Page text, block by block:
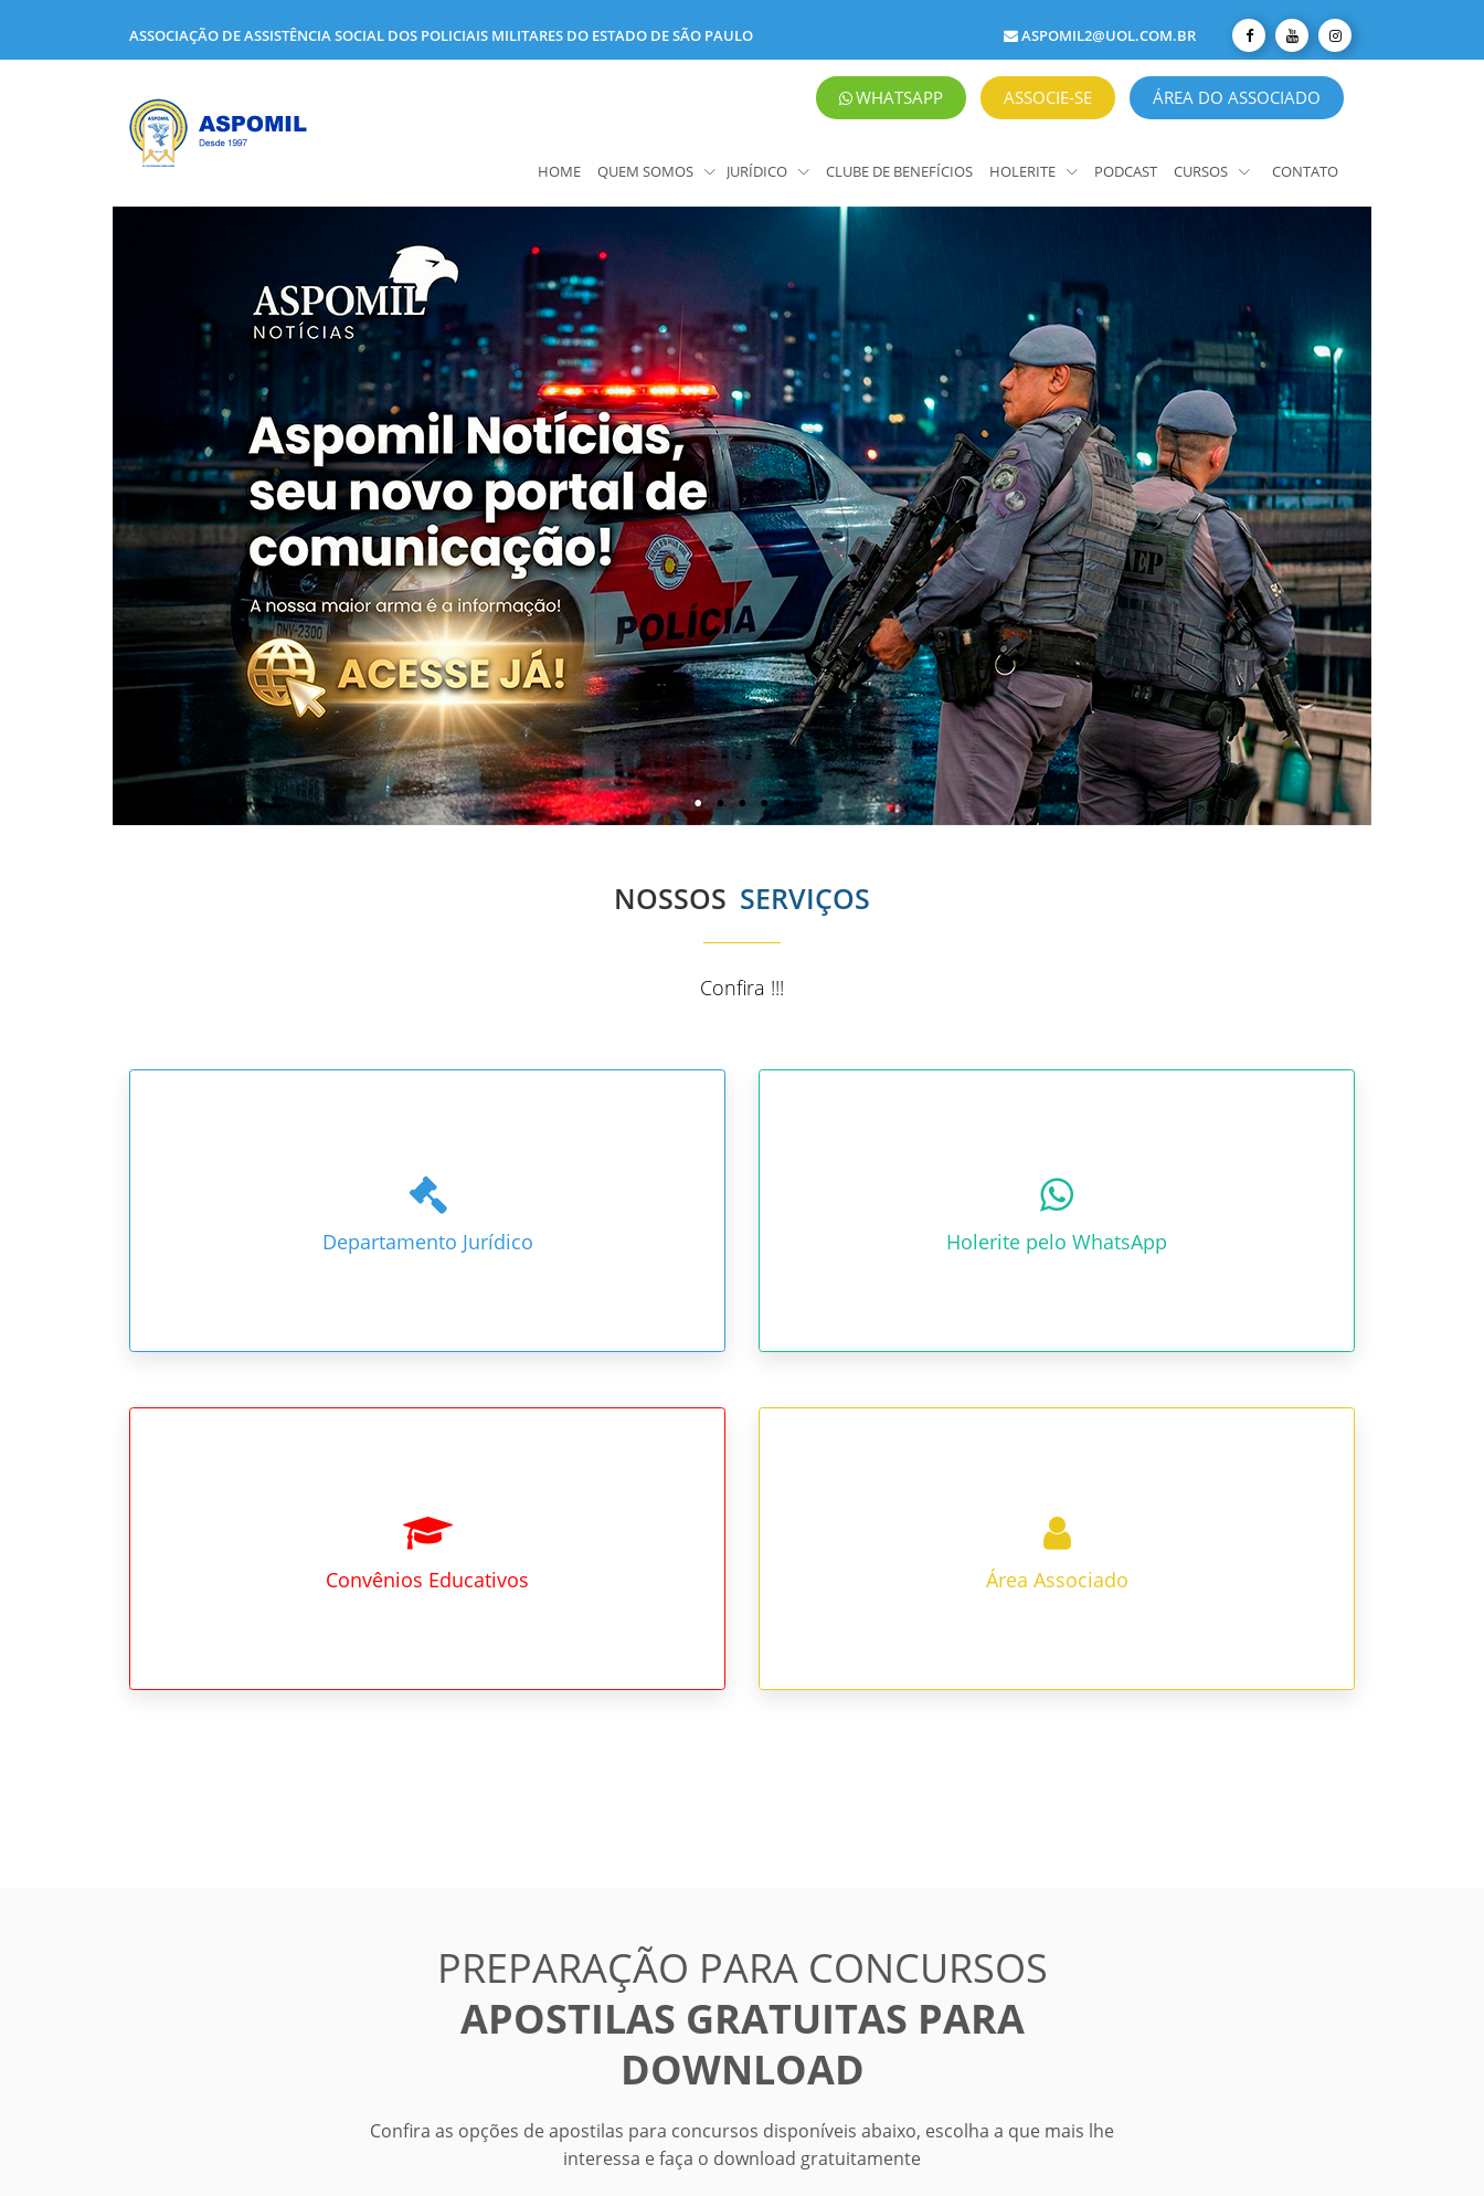
ASSOCIAÇÃO DE ASSISTÊNCIA SOCIAL DOS POLICIAIS MILITARES DO ESTADO DE SÃO PAULO ASPOMIL2@UOL.COM.BR
WHATSAPP ASSOCIE-SE ÁREA DO ASSOCIADO
HOME QUEM SOMOS JURÍDICO CLUBE DE BENEFÍCIOS HOLERITE PODCAST CURSOS CONTATO
NOSSOS SERVIÇOS
Confira !!!
Departamento Jurídico Holerite pelo WhatsApp
Convênios Educativos Área Associado
PREPARAÇÃO PARA CONCURSOS
APOSTILAS GRATUITAS PARA
DOWNLOAD
Confira as opções de apostilas para concursos disponíveis abaixo, escolha a que mais lhe
interessa e faça o download gratuitamente